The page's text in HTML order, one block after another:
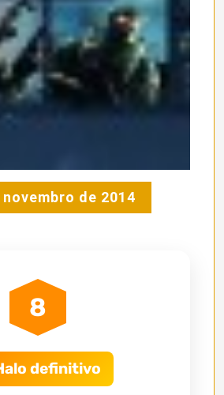
novembro de 2014
8
definitivo